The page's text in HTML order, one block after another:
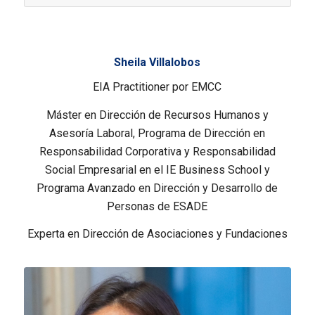
Sheila Villalobos
EIA Practitioner por EMCC
Máster en Dirección de Recursos Humanos y
Asesoría Laboral, Programa de Dirección en
Responsabilidad Corporativa y Responsabilidad
Social Empresarial en el IE Business School y
Programa Avanzado en Dirección y Desarrollo de
Personas de ESADE
Experta en Dirección de Asociaciones y Fundaciones